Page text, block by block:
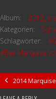
Album:
Kategorien:
Schlagwörter:
#Der Marquise
2014